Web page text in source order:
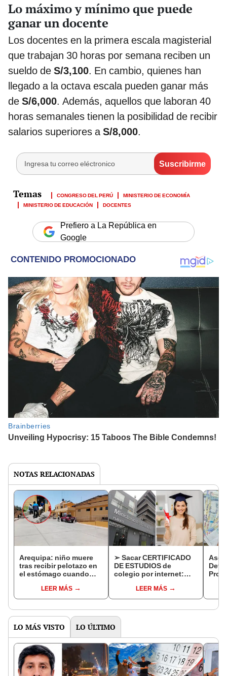
Lo máximo y mínimo que puede
ganar un docente
Los docentes en la primera escala magisterial
que trabajan 30 horas por semana reciben un
sueldo de S/3,100. En cambio, quienes han
llegado a la octava escala pueden ganar más
de S/6,000. Además, aquellos que laboran 40
horas semanales tienen la posibilidad de recibir
salarios superiores aS/8,000.
CONGRESO DEL PERÚ
MINISTERIO DE ECONOMÍA
MINISTERIO DE EDUCACIÓN
DOCENTES
Prefiero a La República en
Google
NOTAS RELACIONADAS
Arequipa: niño muere
tras recibir pelotazo en
el estómago cuando
LEER MÁS
➢ Sacar CERTIFICADO
DE ESTUDIOS de
colegio por internet:
LEER MÁS
LO MÁS VISTO LO ÚLTIMO